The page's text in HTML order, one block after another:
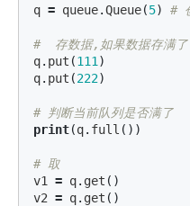
q = queue.Queue(5)
q. put (111 )
q. put (222)
print(q. full ())
v1
= q. get ()
v2 = q. get ()